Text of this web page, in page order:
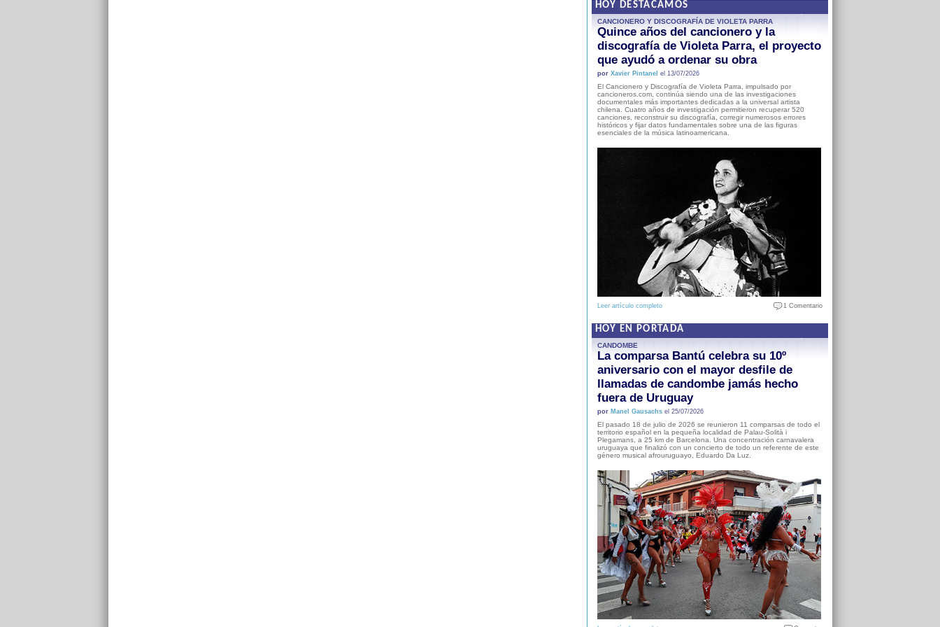
HOY DESTACAMOS
CANCIONERO Y DISCOGRAFÍA DE VIOLETA PARRA
Quince años del cancionero y la
discografía de Violeta Parra, el proyecto
que ayudó a ordenar su obra
por Xavier Pintanel el 13/07/2026
El Cancionero y Discografía de Violeta Parra, impulsado por
cancioneros.com, continúa siendo una de las investigaciones
documentales más importantes dedicadas a la universal artista
chilena. Cuatro años de investigación permitieron recuperar 520
canciones, reconstruir su discografía, corregir numerosos errores
históricos y fijar datos fundamentales sobre una de las figuras
esenciales de la música latinoamericana.
Leer artículo completo 1 Comentario
HOY EN PORTADA
CANDOMBE
La comparsa Bantú celebra su 10º
aniversario con el mayor desfile de
llamadas de candombe jamás hecho
fuera de Uruguay
por Manel Gausachsel 25/07/2026
El pasado 18 de julio de 2026 se reunieron 11 comparsas de todo el
territorio español en la pequeña localidad de Palau-Solità i
Plegamans, a 25 km de Barcelona. Una concentración carnavalera
uruguaya que finalizó con un concierto de todo un referente de este
género musical afrouruguayo, Eduardo Da Luz.